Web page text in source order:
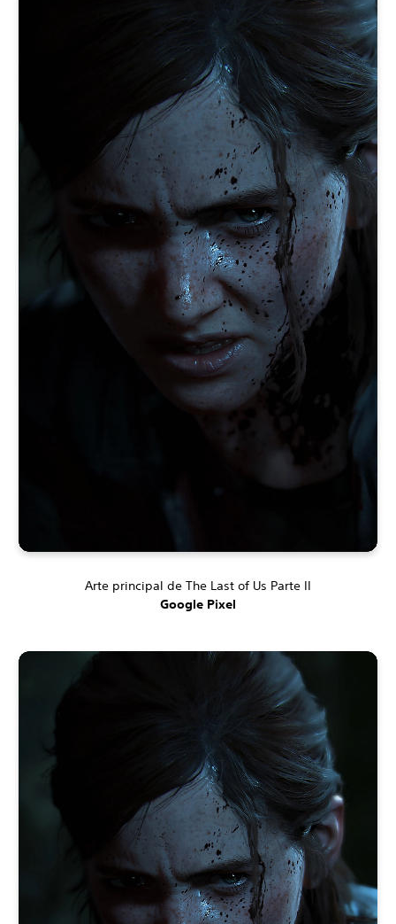
Arte principal de The Last of Us Parte II
Google Pixel